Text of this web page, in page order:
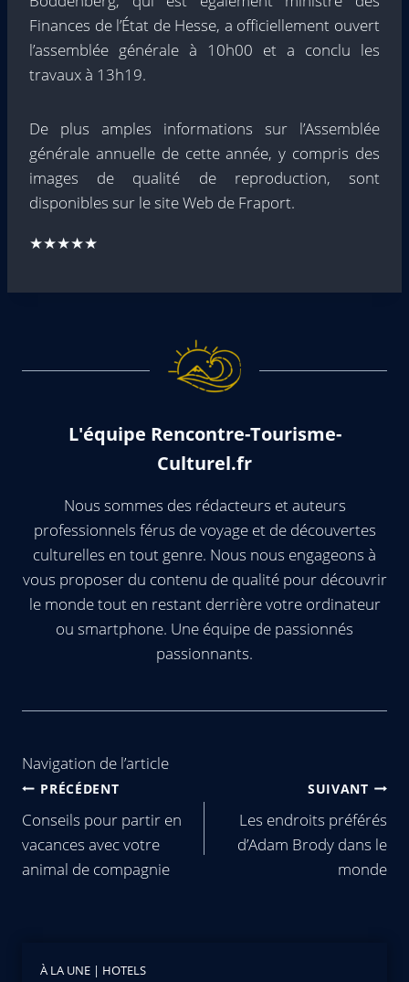
Finances de l’État de Hesse, a officiellement ouvert
l’assemblée générale à 10h00 et a conclu les
travaux à 13h19.
De plus amples informations sur l’Assemblée
générale annuelle de cette année, y compris des
images de qualité de reproduction, sont
disponibles sur le site Web de Fraport.
★★★★★
L'équipe Rencontre-Tourisme-
Culturel.fr
Nous sommes des rédacteurs et auteurs
professionnels férus de voyage et de découvertes
culturelles en tout genre. Nous nous engageons à
vous proposer du contenu de qualité pour découvrir
le monde tout en restant derrière votre ordinateur
ou smartphone. Une équipe de passionnés
passionnants.
Navigation de l’article
PRÉCÉDENT
Conseils pour partir en
vacances avec votre
animal de compagnie
SUIVANT
Les endroits préférés
d’Adam Brody dans le
monde
À LA UNE | HOTELS